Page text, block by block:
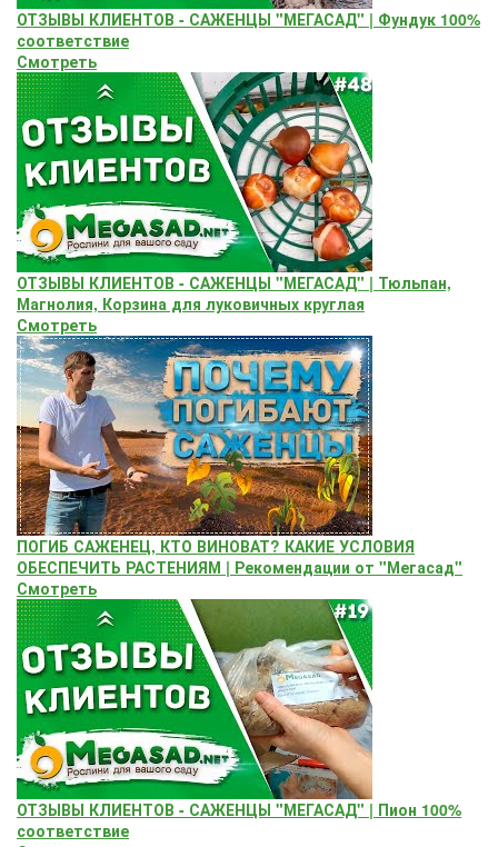
ОТЗЫВЫ КЛИЕНТОВ - САЖЕНЦЫ "МЕГАСАД" | Фундук 100%
соответствие
Смотреть
ОТЗЫВЫ КЛИЕНТОВ - САЖЕНЦЫ "МЕГАСАД" | Тюльпан,
Магнолия, Корзина для луковичных круглая
Смотреть
ПОГИБ САЖЕНЕЦ, КТО ВИНОВАТ? КАКИЕ УСЛОВИЯ
ОБЕСПЕЧИТЬ РАСТЕНИЯМ | Рекомендации от "Мегасад"
Смотреть
ОТЗЫВЫ КЛИЕНТОВ - САЖЕНЦЫ "МЕГАСАД" | Пион 100%
соответствие